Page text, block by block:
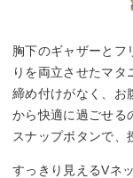
胸下のギャザーとフ
りを両立させたマ
締め付けがなく、お
から快適に過ごせる
スナップボタンで、
すっきり見えるVネ